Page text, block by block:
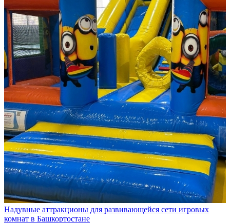
Надувные аттракционы для развивающейся сети игровых
комнат в Башкортостане